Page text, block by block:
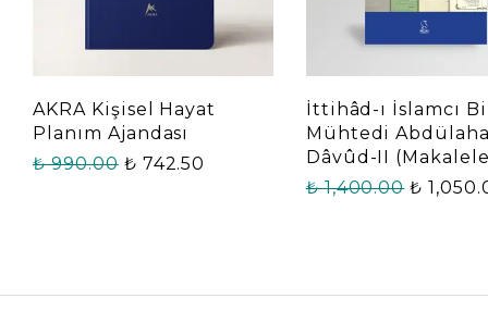
AKRA Kişisel Hayat
Planım Ajandası
₺ 990.00 ₺ 742.50
İttihâd-ı İslamcı
Mühtedi
Dâvûd-II
₺ 1,400.00 ₺